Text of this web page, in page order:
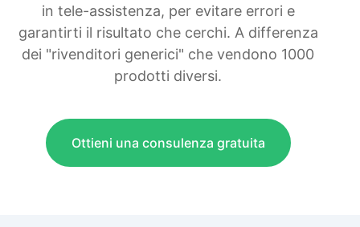
in tele-assistenza, per evitare errori e
garantirti il risultato che cerchi. A differenza
dei "rivenditori generici" che vendono 1000
prodotti diversi.
Ottieni una consulenza gratuita